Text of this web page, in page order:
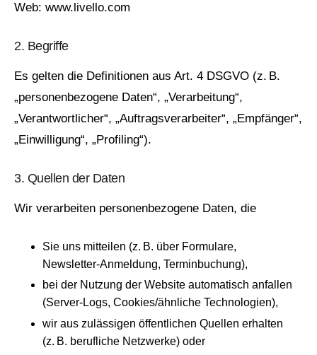
Web: www.livello.com
2. Begriffe
Es gelten die Definitionen aus Art. 4 DSGVO (z. B.
„personenbezogene Daten“, „Verarbeitung“,
„Verantwortlicher“, „Auftragsverarbeiter“, „Empfänger“,
„Einwilligung“, „Profiling“).
3. Quellen der Daten
Wir verarbeiten personenbezogene Daten, die
Sie uns mitteilen (z. B. über Formulare,
Newsletter‑Anmeldung, Terminbuchung),
bei der Nutzung der Website automatisch anfallen
(Server‑Logs, Cookies/ähnliche Technologien),
wir aus zulässigen öffentlichen Quellen erhalten
(z. B. berufliche Netzwerke) oder